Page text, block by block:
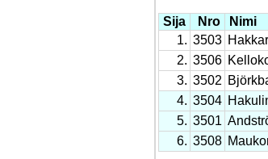
Sija Nro Nimi
1. 3503
2. 3506
3. 3502
4. 3504
5. 3501
6. 3508